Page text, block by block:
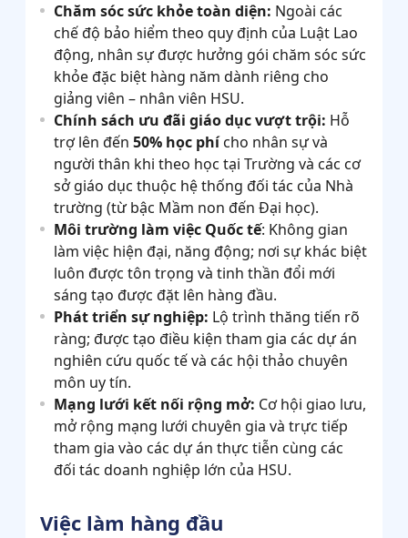
Chăm sóc sức khỏe toàn diện: Ngoài các
chế độ bảo hiểm theo quy định của Luật Lao
động, nhân sự được hưởng gói chăm sóc sức
khỏe đặc biệt hàng năm dành riêng cho
giảng viên – nhân viên HSU.
Chính sách ưu đãi giáo dục vượt trội: Hỗ
trợ lên đến 50% học phícho nhân sự và
người thân khi theo học tại Trường và các cơ
sở giáo dục thuộc hệ thống đối tác của Nhà
trường (từ bậc Mầm non đến Đại học).
Môi trường làm việc Quốc tế: Không gian
làm việc hiện đại, năng động; nơi sự khác biệt
luôn được tôn trọng và tinh thần đổi mới
sáng tạo được đặt lên hàng đầu.
Phát triển sự nghiệp: Lộ trình thăng tiến rõ
ràng; được tạo điều kiện tham gia các dự án
nghiên cứu quốc tế và các hội thảo chuyên
môn uy tín.
Mạng lưới kết nối rộng mở: Cơ hội giao lưu,
mở rộng mạng lưới chuyên gia và trực tiếp
tham gia vào các dự án thực tiễn cùng các
đối tác doanh nghiệp lớn của HSU.
Việc làm hàng đầu